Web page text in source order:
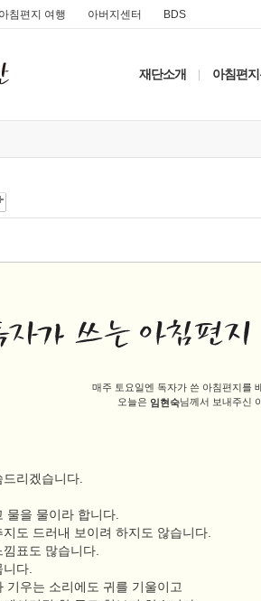
아침편지 여행 아버지센터 BDS
재단소개 아침편
매주 토요일엔 독자가 쓴 아침편지를
오늘은 임현숙님께서 보내주신
리겠습니다.
물을 물이라 합니다.
도 드러내 보이려 하지도 않습니다.
표도 많습니다.
다.
기우는 소리에도 귀를 기울이고